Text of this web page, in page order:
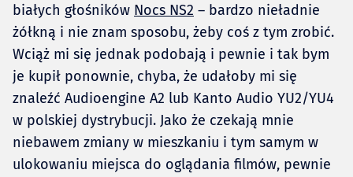
białych głośników Nocs NS2 – bardzo nieładnie
żółkną i nie znam sposobu, żeby coś z tym zrobić.
Wciąż mi się jednak podobają i pewnie i tak bym
je kupił ponownie, chyba, że udałoby mi się
znaleźć Audioengine A2 lub Kanto Audio YU2/YU4
w polskiej dystrybucji. Jako że czekają mnie
niebawem zmiany w mieszkaniu i tym samym w
ulokowaniu miejsca do oglądania filmów, pewnie